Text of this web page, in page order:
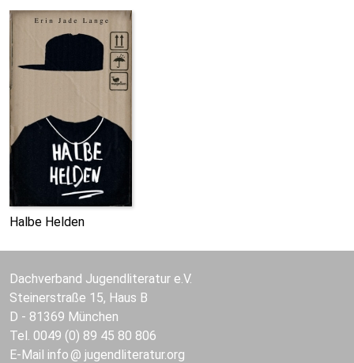
Halbe Helden
Dachverband Jugendliteratur e.V.
Steinerstraße 15, Haus B
D - 81369 München
Tel. 0049 (0) 89 45 80 806
E-Mail info jugendliteratur.org